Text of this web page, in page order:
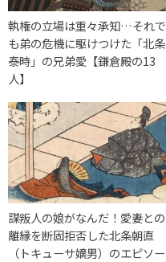
執権の立場は重々承知…それで
も弟の危機に駆けつけた「北条
泰時」の兄弟愛【鎌倉殿の13
人】
謀叛人の娘がなんだ！愛妻との
離縁を断固拒否した北条朝直
（トキューサ嫡男）のエピソー